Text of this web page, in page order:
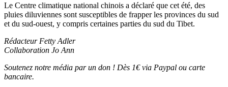
Le Centre climatique national chinois a déclaré que cet été, des
pluies diluviennes sont susceptibles de frapper les provinces du sud
et du sud-ouest, y compris certaines parties du sud du Tibet.
Rédacteur Fetty Adler
Collaboration Jo Ann
Soutenez notre média par un don ! Dès 1€ via Paypal ou carte
bancaire.